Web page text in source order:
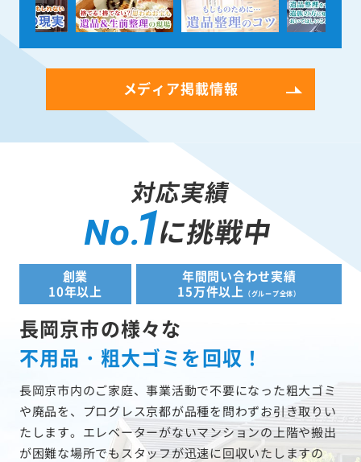
メディア掲載情報
対応実績
No.1に挑戦中
創業
10年以上
年間問い合わせ実績
15万件以上
（グループ全体）
長岡京市の様々な
不用品・粗大ゴミを回収！
長岡京市内のご家庭、事業活動で不要になった粗大ゴミ
や廃品を、プログレス京都が品種を問わずお引き取りい
たします。エレベーターがないマンションの上階や搬出
が困難な場所でもスタッフが迅速に回収いたしますの